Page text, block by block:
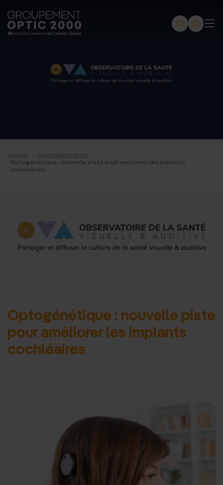
Groupement
Optic
-
Lissac
-
d'accueil
Accueil · Notre observatoire ·
Optogénétique : nouvelle piste pour améliorer les implants
cochléaires
Optogénétique : nouvelle piste
pour améliorer les implants
cochléaires